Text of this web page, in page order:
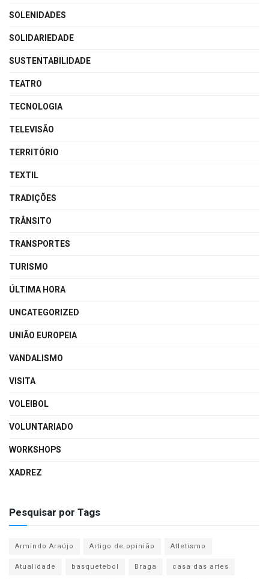
SOLENIDADES
SOLIDARIEDADE
SUSTENTABILIDADE
TEATRO
TECNOLOGIA
TELEVISÃO
TERRITÓRIO
TEXTIL
TRADIÇÕES
TRÂNSITO
TRANSPORTES
TURISMO
ÚLTIMA HORA
UNCATEGORIZED
UNIÃO EUROPEIA
VANDALISMO
VISITA
VOLEIBOL
VOLUNTARIADO
WORKSHOPS
XADREZ
Pesquisar por Tags
Armindo Araújo Artigo de opinião
Atletismo
Atualidade
basquetebol Braga
casa das artes